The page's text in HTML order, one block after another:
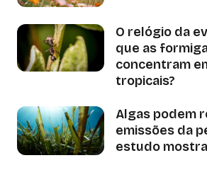
O relógio da
que as
concentram
tropicais?
Algas podem
emissões da
estudo